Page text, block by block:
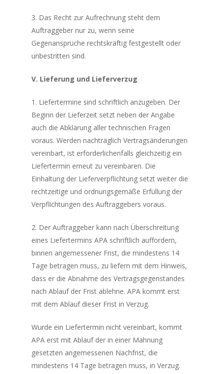
3. Das Recht zur Aufrechnung steht dem
Auftraggeber nur zu, wenn seine
Gegenansprüche rechtskräftig festgestellt oder
unbestritten sind.
V. Lieferung und Lieferverzug
1. Liefertermine sind schriftlich anzugeben. Der
Beginn der Lieferzeit setzt neben der Angabe
auch die Abklärung aller technischen Fragen
voraus. Werden nachträglich Vertragsänderungen
vereinbart, ist erforderlichenfalls gleichzeitig ein
Liefertermin erneut zu vereinbaren. Die
Einhaltung der Lieferverpflichtung setzt weiter die
rechtzeitige und ordnungsgemäße Erfüllung der
Verpflichtungen des Auftraggebers voraus.
2. Der Auftraggeber kann nach Überschreitung
eines Liefertermins APA schriftlich auffordern,
binnen angemessener Frist, die mindestens 14
Tage betragen muss, zu liefern mit dem Hinweis,
dass er die Abnahme des Vertragsgegenstandes
nach Ablauf der Frist ablehne. APA kommt erst
mit dem Ablauf dieser Frist in Verzug.
Wurde ein Liefertermin nicht vereinbart, kommt
APA erst mit Ablauf der in einer Mahnung
gesetzten angemessenen Nachfrist, die
mindestens 14 Tage betragen muss, in Verzug.